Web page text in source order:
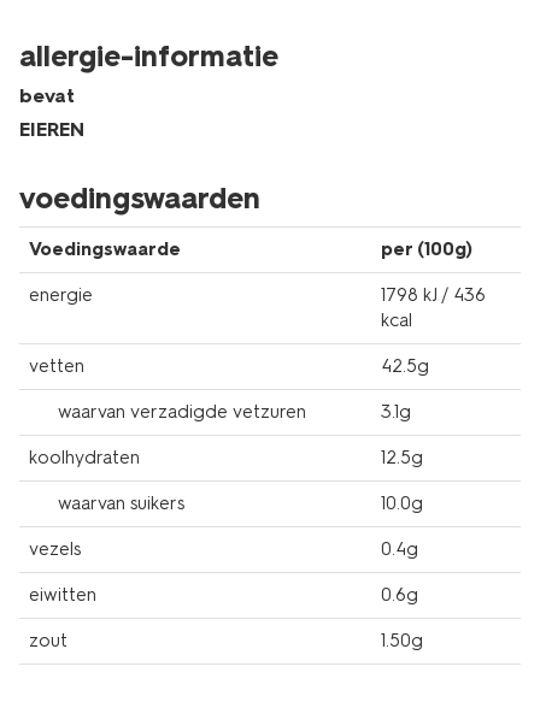
allergie-informatie
bevat
EIEREN
voedingswaarden
Voedingswaarde per (100g)
energie
1798 kJ / 436
kcal
vetten 42.5g
waarvan verzadigde vetzuren 3.1g
koolhydraten 12.5g
waarvan suikers 10.0g
vezels 0.4g
eiwitten 0.6g
zout 1.50g